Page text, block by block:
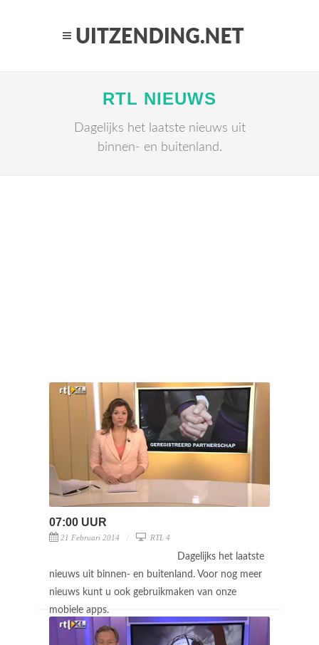
RTL NIEUWS
Dagelijks het laatste nieuws uit
binnen- en buitenland.
07:00 UUR
21 Februari 2014 RTL 4
Dagelijks het laatste
nieuws uit binnen- en buitenland. Voor nog meer
nieuws kunt u ook gebruikmaken van onze
mobiele apps.